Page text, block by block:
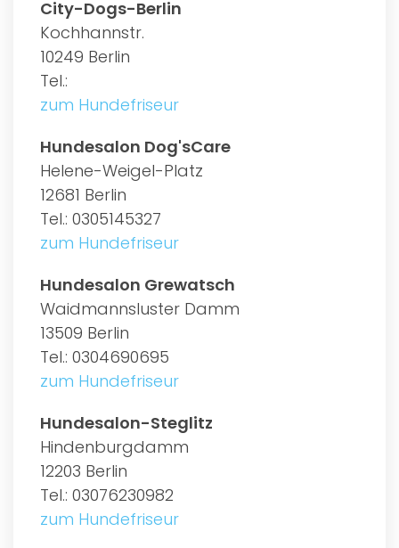
City-Dogs-Berlin
Kochhannstr.
10249 Berlin
Tel.:
zum Hundefriseur
Hundesalon Dog'sCare
Helene-Weigel-Platz
12681 Berlin
Tel.: 0305145327
zum Hundefriseur
Hundesalon Grewatsch
Waidmannsluster Damm
13509 Berlin
Tel.: 0304690695
zum Hundefriseur
Hundesalon-Steglitz
Hindenburgdamm
12203 Berlin
Tel.: 03076230982
zum Hundefriseur